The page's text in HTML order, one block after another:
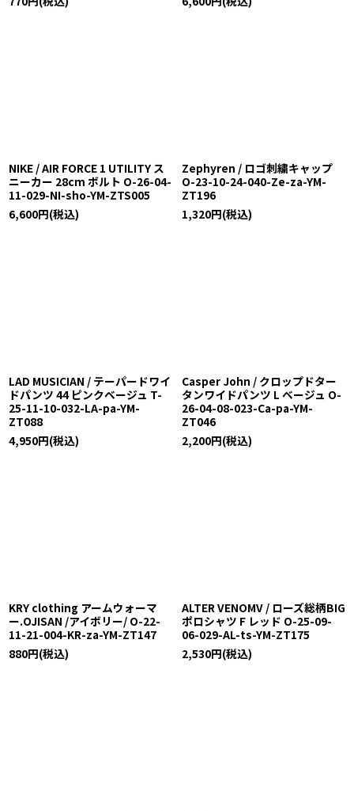
NIKE / AIR FORCE 1 UTILITY ス
ニーカー 28cm ボルト O-26-04-
11-029-NI-sho-YM-ZTS005
6,600円(税込)
Zephyren / ロゴ刺繍キャップ
O-23-10-24-040-Ze-za-YM-
ZT196
1,320円(税込)
LAD MUSICIAN / テーパードワイ
ドパンツ 44 ピンクベージュ T-
25-11-10-032-LA-pa-YM-
ZT088
4,950円(税込)
Casper John / クロップドター
タンワイドパンツ L ベージュ O-
26-04-08-023-Ca-pa-YM-
ZT046
2,200円(税込)
KRY clothing アームウォーマ
ー.OJISAN /アイボリー/ O-22-
11-21-004-KR-za-YM-ZT147
880円(税込)
ALTER VENOMV / ローズ総柄BIG
ポロシャツ F レッド O-25-09-
06-029-AL-ts-YM-ZT175
2,530円(税込)